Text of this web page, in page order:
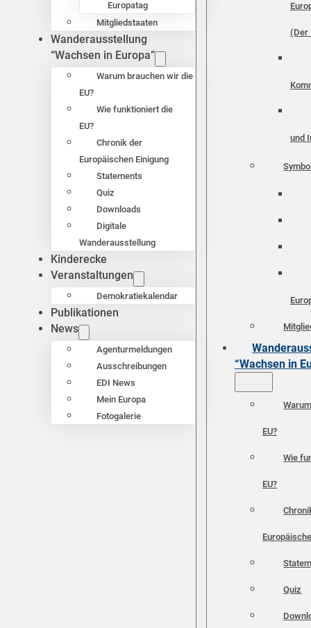
Europatag
Mitgliedstaaten
Wanderausstellung
“Wachsen in Europa”
Warum brauchen wir die
EU?
Wie funktioniert die
EU?
Chronik der
Europäischen Einigung
Statements
Quiz
Downloads
Digitale
Wanderausstellung
Kinderecke
Veranstaltungen
Demokratiekalendar
Publikationen
News
Agenturmeldungen
Ausschreibungen
EDI News
Mein Europa
Fotogalerie
(Der
und
“Wachsen in
EU?
Wie
EU?
Quiz